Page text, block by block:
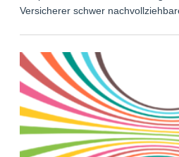
Versicherer schwer